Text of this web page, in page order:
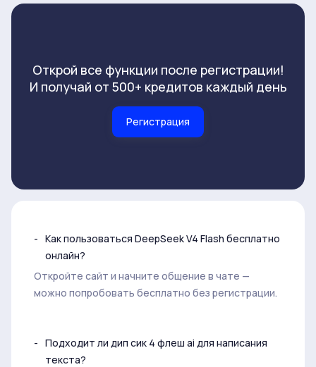
Открой все функции после регистрации!
И получай от 500+ кредитов каждый день
Регистрация
Как пользоваться DeepSeek V4 Flash бесплатно
онлайн?
Откройте сайт и начните общение в чате —
можно попробовать бесплатно без регистрации.
Подходит ли дип сик 4 флеш ai для написания
текста?